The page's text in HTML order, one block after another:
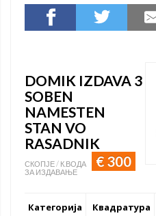
DOMIK IZDAVA 3
SOBEN
NAMESTEN
STAN VO
RASADNIK
СКОПЈЕ / К.ВОДА € 300
ЗА ИЗДАВАЊЕ
Категорија
Квадратура